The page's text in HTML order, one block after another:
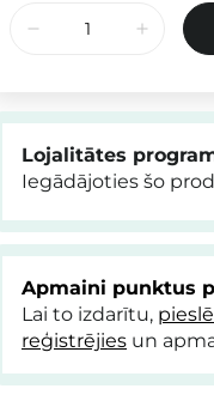
Lojalitātes
Iegādājoties šo
Apmaini punktus
Lai to izdarītu,
reģistrējies un